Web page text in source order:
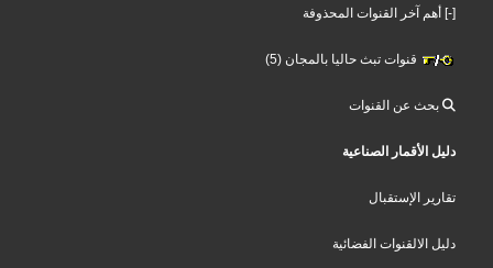
[-] أهم آخر القنوات المحذوفة
قنوات تبث حاليا بالمجان (5)
بحث عن القنوات
دليل الأقمار الصناعية
تقارير الإستقبال
دليل الالقنوات الفضائية